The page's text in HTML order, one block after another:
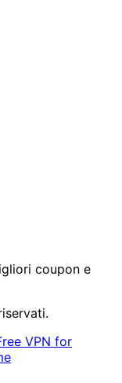
coupon e
VPN for